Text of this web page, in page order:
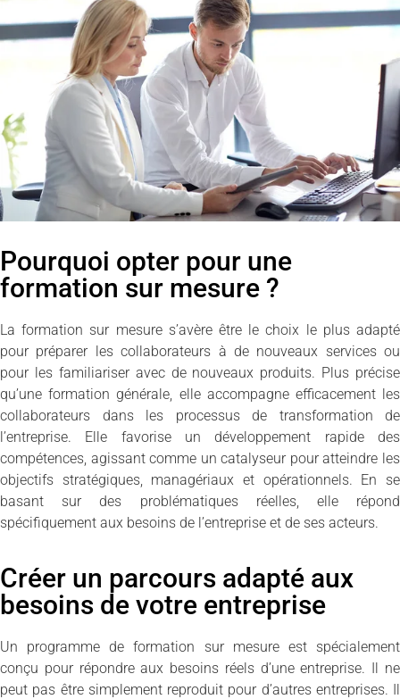
Pourquoi opter pour une
formation sur mesure ?
La formation sur mesure s’avère être le choix le plus adapté
pour préparer les collaborateurs à de nouveaux services ou
pour les familiariser avec de nouveaux produits. Plus précise
qu’une formation générale, elle accompagne efficacement les
collaborateurs dans les processus de transformation de
l’entreprise. Elle favorise un développement rapide des
compétences, agissant comme un catalyseur pour atteindre les
objectifs stratégiques, managériaux et opérationnels. En se
basant sur des problématiques réelles, elle répond
spécifiquement aux besoins de l’entreprise et de ses acteurs.
Créer un parcours adapté aux
besoins de votre entreprise
Un programme de formation sur mesure est spécialement
conçu pour répondre aux besoins réels d’une entreprise. Il ne
peut pas être simplement reproduit pour d’autres entreprises. Il